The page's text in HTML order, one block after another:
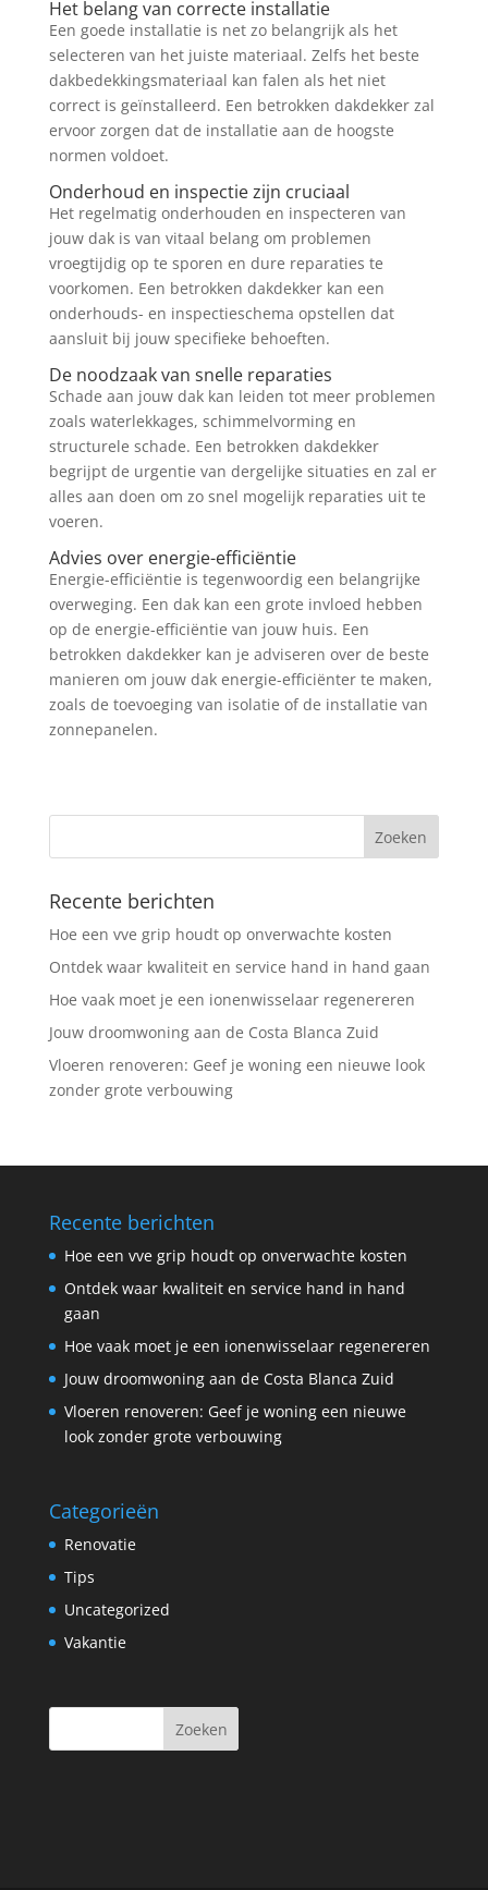
Het belang van correcte installatie
Een goede installatie is net zo belangrijk als het
selecteren van het juiste materiaal. Zelfs het beste
dakbedekkingsmateriaal kan falen als het niet
correct is geïnstalleerd. Een betrokken dakdekker zal
ervoor zorgen dat de installatie aan de hoogste
normen voldoet.
Onderhoud en inspectie zijn cruciaal
Het regelmatig onderhouden en inspecteren van
jouw dak is van vitaal belang om problemen
vroegtijdig op te sporen en dure reparaties te
voorkomen. Een betrokken dakdekker kan een
onderhouds- en inspectieschema opstellen dat
aansluit bij jouw specifieke behoeften.
De noodzaak van snelle reparaties
Schade aan jouw dak kan leiden tot meer problemen
zoals waterlekkages, schimmelvorming en
structurele schade. Een betrokken dakdekker
begrijpt de urgentie van dergelijke situaties en zal er
alles aan doen om zo snel mogelijk reparaties uit te
voeren.
Advies over energie-efficiëntie
Energie-efficiëntie is tegenwoordig een belangrijke
overweging. Een dak kan een grote invloed hebben
op de energie-efficiëntie van jouw huis. Een
betrokken dakdekker kan je adviseren over de beste
manieren om jouw dak energie-efficiënter te maken,
zoals de toevoeging van isolatie of de installatie van
zonnepanelen.
Recente berichten
Hoe een vve grip houdt op onverwachte kosten
Ontdek waar kwaliteit en service hand in hand gaan
Hoe vaak moet je een ionenwisselaar regenereren
Jouw droomwoning aan de Costa Blanca Zuid
Vloeren renoveren: Geef je woning een nieuwe look
zonder grote verbouwing
Recente berichten
Hoe een vve grip houdt op onverwachte kosten
Ontdek waar kwaliteit en service hand in hand
gaan
Hoe vaak moet je een ionenwisselaar regenereren
Jouw droomwoning aan de Costa Blanca Zuid
Vloeren renoveren: Geef je woning een nieuwe
look zonder grote verbouwing
Categorieën
Renovatie
Tips
Uncategorized
Vakantie